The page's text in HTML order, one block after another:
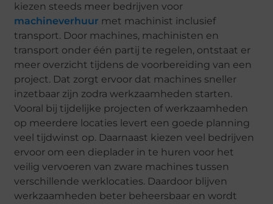
kiezen steeds meer bedrijven voor
machineverhuur met machinist inclusief
transport. Door machines, machinisten en
transport onder één partij te regelen, ontstaat er
meer overzicht tijdens de voorbereiding van een
project. Dat zorgt ervoor dat machines sneller
inzetbaar zijn zodra werkzaamheden starten.
Vooral bij tijdelijke projecten of werkzaamheden
op meerdere locaties levert een goede planning
veel tijdwinst op. Daarnaast kiezen veel bedrijven
ervoor om een dieplader in te huren voor het
veilig vervoeren van zware machines tussen
verschillende werklocaties. Daardoor blijven
werkzaamheden beter beheersbaar en wordt